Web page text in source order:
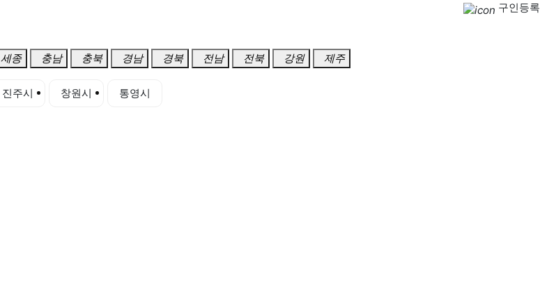
구인등록
세종 충남 충북 경남 경북 전남 전북 강원 제주
진주시 창원시
통영시